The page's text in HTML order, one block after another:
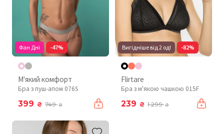
Фан Дні -47%
М'який комфорт
Бра з пуш-апом 076S
399 ₴ 749₴
Вигідніше від 2 од! -82%
Flirtare
Бра з м'якою чашкою 015F
239 ₴ 1 299₴